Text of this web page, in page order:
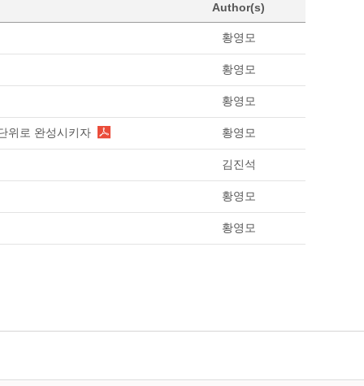
Author(s)
황영모
황영모
황영모
위로 완성시키자 황영모
김진석
황영모
황영모